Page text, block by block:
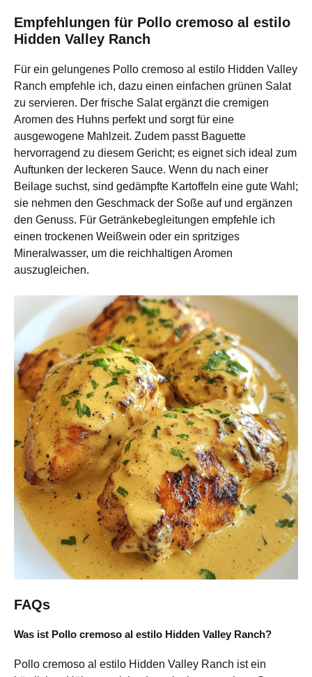
Empfehlungen für Pollo cremoso al estilo
Hidden Valley Ranch
Für ein gelungenes Pollo cremoso al estilo Hidden Valley
Ranch empfehle ich, dazu einen einfachen grünen Salat
zu servieren. Der frische Salat ergänzt die cremigen
Aromen des Huhns perfekt und sorgt für eine
ausgewogene Mahlzeit. Zudem passt Baguette
hervorragend zu diesem Gericht; es eignet sich ideal zum
Auftunken der leckeren Sauce. Wenn du nach einer
Beilage suchst, sind gedämpfte Kartoffeln eine gute Wahl;
sie nehmen den Geschmack der Soße auf und ergänzen
den Genuss. Für Getränkebegleitungen empfehle ich
einen trockenen Weißwein oder ein spritziges
Mineralwasser, um die reichhaltigen Aromen
auszugleichen.
FAQs
Was ist Pollo cremoso al estilo Hidden Valley Ranch?
Pollo cremoso al estilo Hidden Valley Ranch ist ein